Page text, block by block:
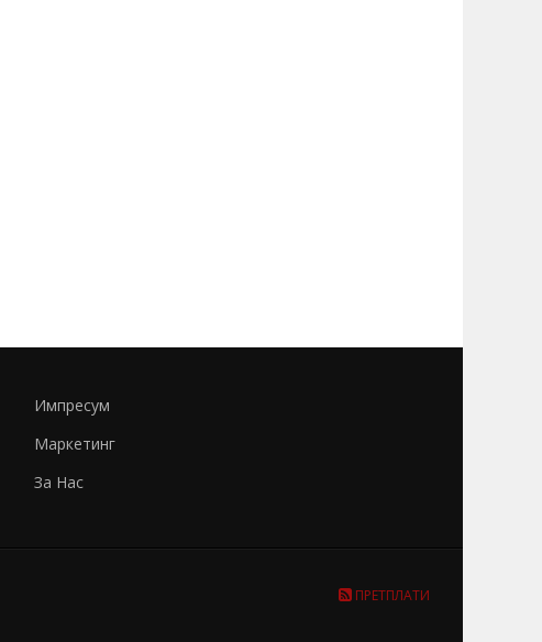
Импресум
Маркетинг
За Нас
ПРЕТПЛАТИ